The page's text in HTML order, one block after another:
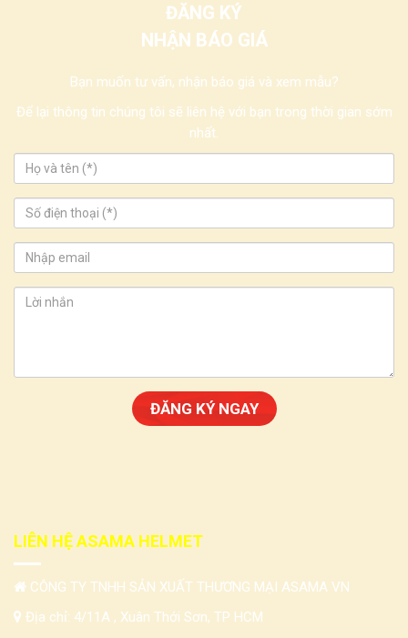
ĐĂNG KÝ
NHẬN BÁO GIÁ
Bạn muốn tư vấn, nhận báo giá và xem mẫu?
Để lại thông tin chúng tôi sẽ liên hệ với bạn trong thời gian sớm
nhất.
LIÊN HỆ ASAMA HELMET
CÔNG TY TNHH SẢN XUẤT THƯƠNG MẠI ASAMA VN
Địa chỉ: 4/11A , Xuân Thới Sơn, TP HCM